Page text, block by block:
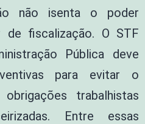
não isenta o poder
fiscalização. O STF
Pública deve
para evitar o
trabalhistas
Entre essas